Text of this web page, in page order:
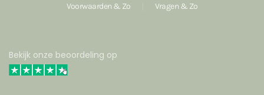
Voorwaarden & Zo
Vragen & Zo
Bekijk onze beoordeling op